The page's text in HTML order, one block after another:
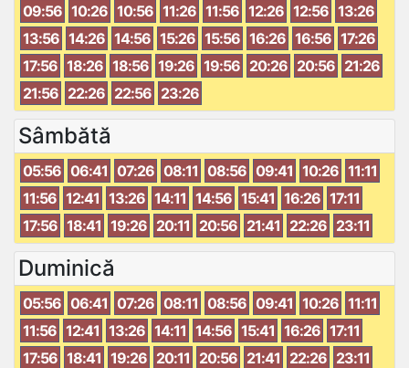
09:56 10:26 10:56 11:26 11:56 12:26 12:56 13:26
13:56 14:26 14:56 15:26 15:56 16:26 16:56 17:26
17:56 18:26 18:56 19:26 19:56 20:26 20:56 21:26
21:56 22:26 22:56 23:26
Sâmbătă
05:56 06:41 07:26 08:11 08:56 09:41 10:26 11:11
11:56 12:41 13:26 14:11 14:56 15:41 16:26 17:11
17:56 18:41 19:26 20:11 20:56 21:41 22:26 23:11
Duminică
05:56 06:41 07:26 08:11 08:56 09:41 10:26 11:11
11:56 12:41 13:26 14:11 14:56 15:41 16:26 17:11
17:56 18:41 19:26 20:11 20:56 21:41 22:26 23:11